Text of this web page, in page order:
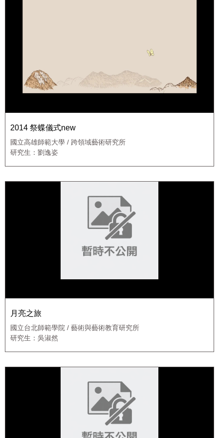
2014 祭蝶儀式new
國立高雄師範大學 / 跨領域藝術研究所
研究生：劉逸姿
月亮之旅
國立台北師範學院 / 藝術與藝術教育研究所
研究生：吳淑然